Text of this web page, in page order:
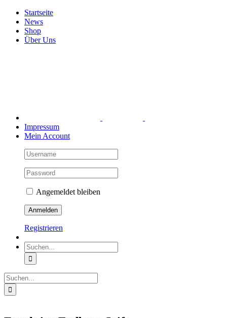
Zum
Inhalt
springen
Startseite
News
Shop
Über Uns
Impressum
Mein Account
Angemeldet bleiben
Registrieren
Suche
nach:
Suche
nach: